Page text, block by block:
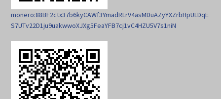
monero:88BF2ctx37b6kyCAWf3YmadRLrV4asMDuAZyYXZrbHpULDqE
S7UTv22D1ju9uakwwoXJXg5FeaYFB7cj1vC4HZU5V7s1niN